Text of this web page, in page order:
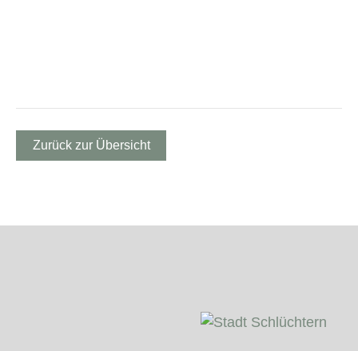
Zurück zur Übersicht